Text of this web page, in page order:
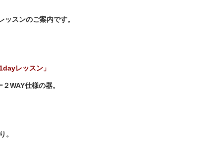
スンのご案内です。
レッスン」
WAY仕様の器。
。